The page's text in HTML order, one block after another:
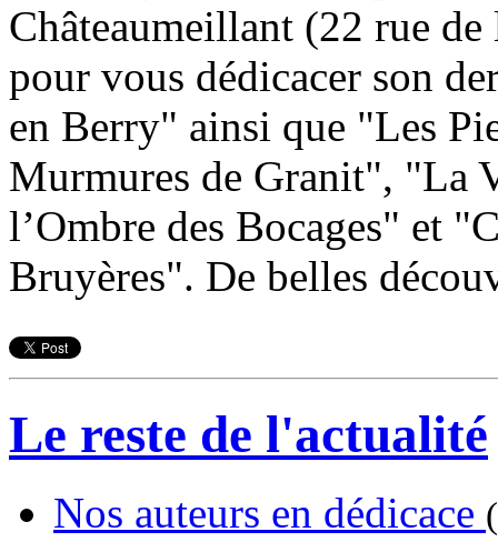
Châteaumeillant (22 rue
pour vous dédicacer son
en Berry" ainsi que "Les
Murmures de Granit", "La
l’Ombre des Bocages" et
Bruyères". De belles
Le reste de l'actualité
Nos auteurs en dédicace